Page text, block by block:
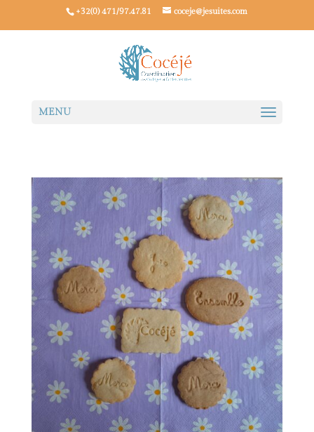
+32(0) 471/97.47.81 coceje@jesuites.com